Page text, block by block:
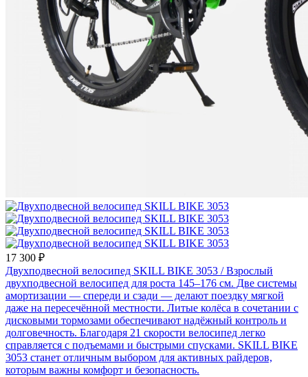
17 300 ₽
Двухподвесной велосипед SKILL BIKE 3053 / Взрослый
двухподвесной велосипед для роста 145–176 см. Две системы
амортизации — спереди и сзади — делают поездку мягкой
даже на пересечённой местности. Литые колёса в сочетании с
дисковыми тормозами обеспечивают надёжный контроль и
долговечность. Благодаря 21 скорости велосипед легко
справляется с подъемами и быстрыми спусками. SKILL BIKE
3053 станет отличным выбором для активных райдеров,
которым важны комфорт и безопасность.